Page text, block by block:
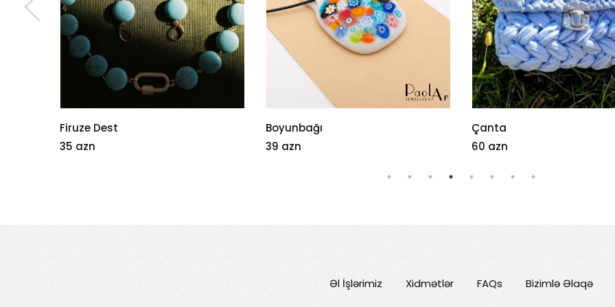
Boyunbağı
39 azn
Çanta
60 azn
Üz zənciri
43 azn
Əl İşlərimiz Xidmətlər FAQs Bizimlə Əlaqə